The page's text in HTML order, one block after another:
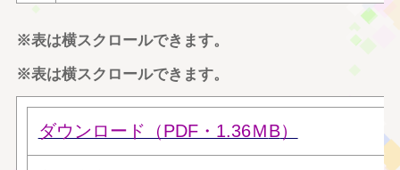
※表は横スクロールできます。
※表は横スクロールできます。
ダウンロード（PDF・1.36ＭB）